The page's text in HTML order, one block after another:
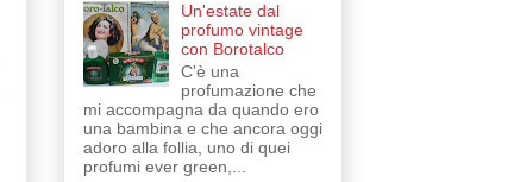
Un'estate dal
profumo vintage
con Borotalco
C'è una
profumazione che
mi accompagna da quando ero
una bambina e che ancora oggi
adoro alla follia, uno di quei
profumi ever green,...